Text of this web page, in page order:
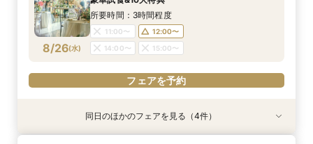
8/23(日) 14:30〜
14:45〜
18:00〜
8/23(日) 14:30〜
14:45〜
18:00〜
8/23(日) 14:30〜
14:45〜
18:00〜
8/23(日) 14:30〜
14:45〜
18:00〜
8/26(水)
所要時間：3時間程度
11:00〜
12:00〜
14:00〜
15:00〜
フェアを予約
特典あり
特典あり
特典あり
特典あり同日のほかのフェアを見る（4件）